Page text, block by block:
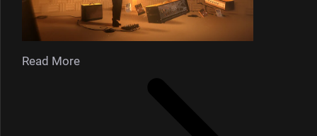
Read More